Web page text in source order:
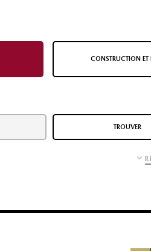
CONSTRUCTION ET
TROUVER